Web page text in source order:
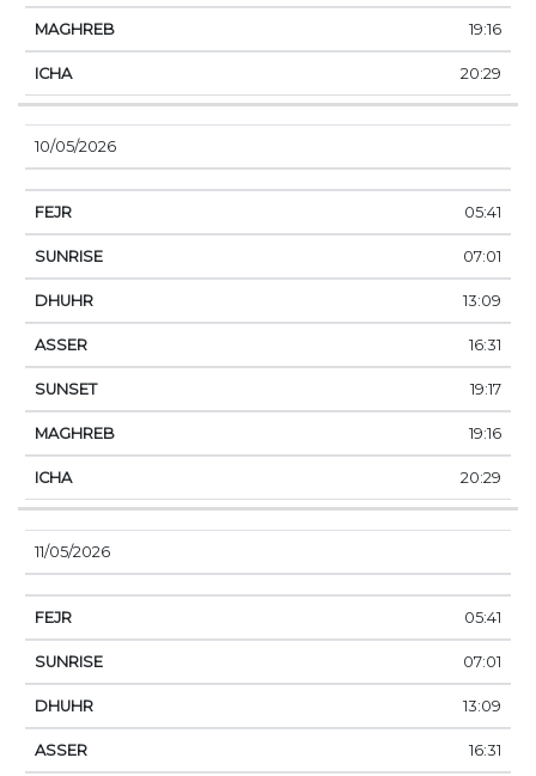
19:16
20:29
10/05/2026
05:41
07:01
13:09
16:31
19:17
19:16
20:29
11/05/2026
05:41
07:01
13:09
16:31